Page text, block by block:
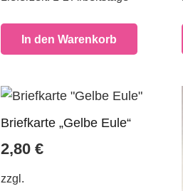
In den Warenkorb
Briefkarte „Gelbe Eule“
2,80€
zzgl.